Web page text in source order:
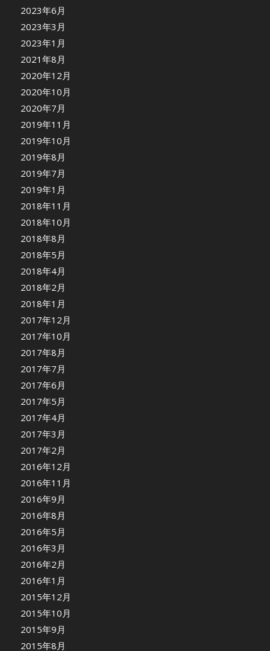
2023年6月
2023年3月
2023年1月
2021年8月
2020年12月
2020年10月
2020年7月
2019年11月
2019年10月
2019年8月
2019年7月
2019年1月
2018年11月
2018年10月
2018年8月
2018年5月
2018年4月
2018年2月
2018年1月
2017年12月
2017年10月
2017年8月
2017年7月
2017年6月
2017年5月
2017年4月
2017年3月
2017年2月
2016年12月
2016年11月
2016年9月
2016年8月
2016年5月
2016年3月
2016年2月
2016年1月
2015年12月
2015年10月
2015年9月
2015年8月